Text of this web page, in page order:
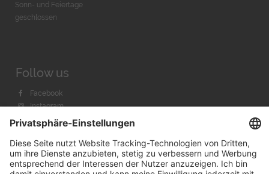
Sonn- und Feiertage
geschlossen
Follow us
Facebook
Instagram
Youtube